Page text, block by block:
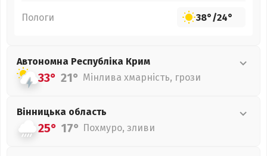
Пологи 38°/24°
Автономна Республіка Крим
33° 21° Мінлива хмарність, грози
Вінницька область
25° 17° Похмуро, зливи